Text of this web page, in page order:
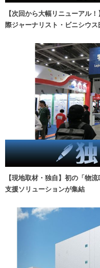
【次回から大幅リニューアル
際ジャーナリスト・ビニシウス
【現地取材・独自】初の「物
支援ソリューションが集結